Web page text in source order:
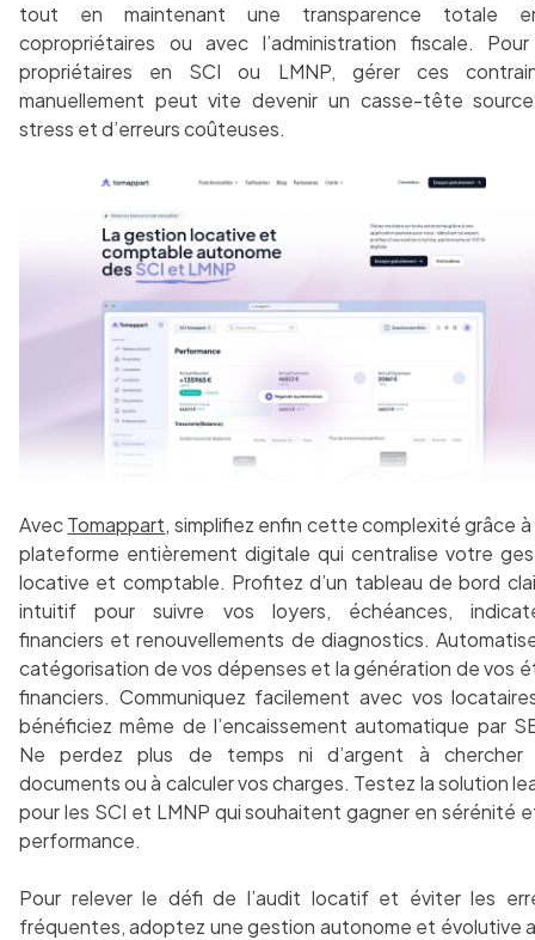
tout en maintenant une transparence totale
copropriétaires ou avec l’administration fiscale.
propriétaires en SCI ou LMNP, gérer ces
manuellement peut vite devenir un casse-tête
stress et d’erreurs coûteuses.
AvecTomappart, simplifiez enfin cette complexité grâce à
plateforme entièrement digitale qui centralise votre
locative et comptable. Profitez d’un tableau de bord
intuitif pour suivre vos loyers, échéances,
financiers et renouvellements de diagnostics.
catégorisation de vos dépenses et la génération de vos
financiers. Communiquez facilement avec vos
bénéficiez même de l’encaissement automatique par
Ne perdez plus de temps ni d’argent à chercher
documents ou à calculer vos charges. Testez la solution
pour les SCI et LMNP qui souhaitent gagner en sérénité
performance.
Pour relever le défi de l’audit locatif et éviter les
fréquentes, adoptez une gestion autonome et évolutive